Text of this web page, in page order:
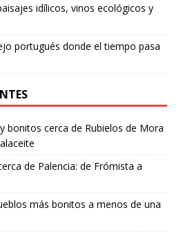
idílicos, vinos ecológicos y
portugués donde el tiempo pasa
bonitos cerca de Rubielos de Mora
de Palencia: de Frómista a
más bonitos a menos de una